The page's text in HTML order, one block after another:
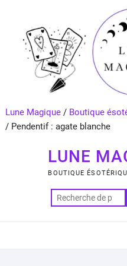
content
Lune Magique/ Boutique
/ Pendentif : agate blanche
LUNE
BOUTIQUE